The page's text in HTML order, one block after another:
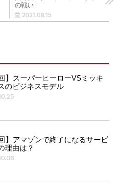
の戦い
2021.09.15
】スーパーヒーローVSミッキ
のビジネスモデル
回】アマゾンで終了になるサービ
理由は？